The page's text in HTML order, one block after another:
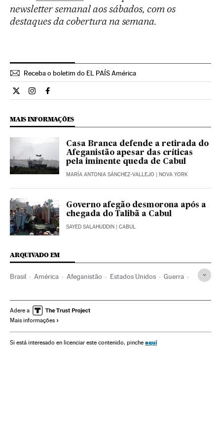
newsletter semanal aos sábados, com os
destaques da cobertura na semana.
Receba o boletim do EL PAÍS América
Internacional El País Brasil en Twitter
Internacional El País Brasil en Instagram
Internacional El País Brasil en Facebook
MAIS INFORMAÇÕES
Casa Branca defende a retirada do
Afeganistão apesar das críticas
pela iminente queda de Cabul
MARÍA ANTONIA SÁNCHEZ-VALLEJO | NOVA YORK
Governo afegão desmorona após a
chegada do Talibã a Cabul
SAYED SALAHUDDIN | CABUL
ARQUIVADO EM
Brasil América Afeganistão Estados Unidos Guerra
Direitos humanos
Adere a
Mais informações
Si está interesado en licenciar este contenido, pinche aquí